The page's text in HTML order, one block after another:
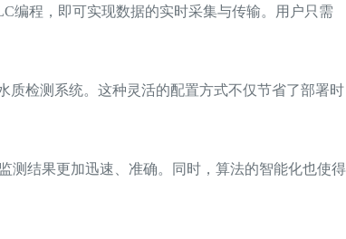
编程，即可实现数据的实时采集与传输。用户只需
质检测系统。这种灵活的配置方式不仅节省了部署时
测结果更加迅速、准确。同时，算法的智能化也使得